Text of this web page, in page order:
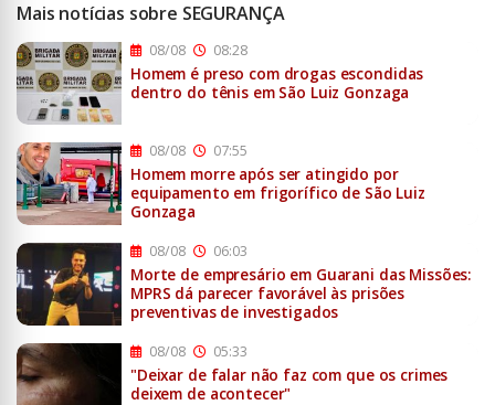
Mais notícias sobre SEGURANÇA
08/08 08:28
Homem é preso com drogas escondidas
dentro do tênis em São Luiz Gonzaga
08/08 07:55
Homem morre após ser atingido por
equipamento em frigorífico de São Luiz
Gonzaga
08/08 06:03
Morte de empresário em Guarani das Missões:
MPRS dá parecer favorável às prisões
preventivas de investigados
08/08 05:33
"Deixar de falar não faz com que os crimes
deixem de acontecer"